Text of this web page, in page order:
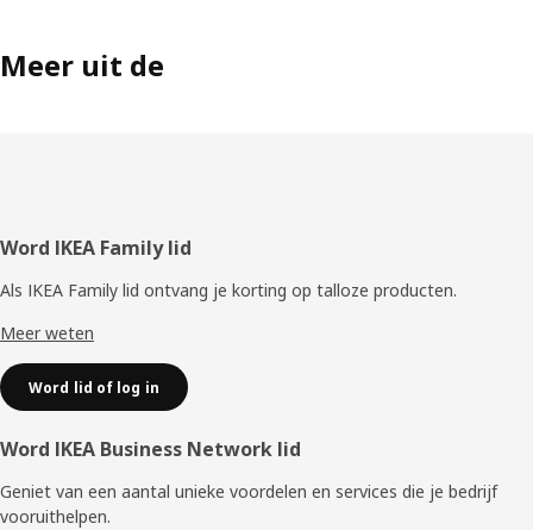
Meer uit de
Voettekst
Word IKEA Family lid
Als IKEA Family lid ontvang je korting op talloze producten.
Meer weten
Word lid of log in
Word IKEA Business Network lid
Geniet van een aantal unieke voordelen en services die je bedrijf
vooruithelpen. ​